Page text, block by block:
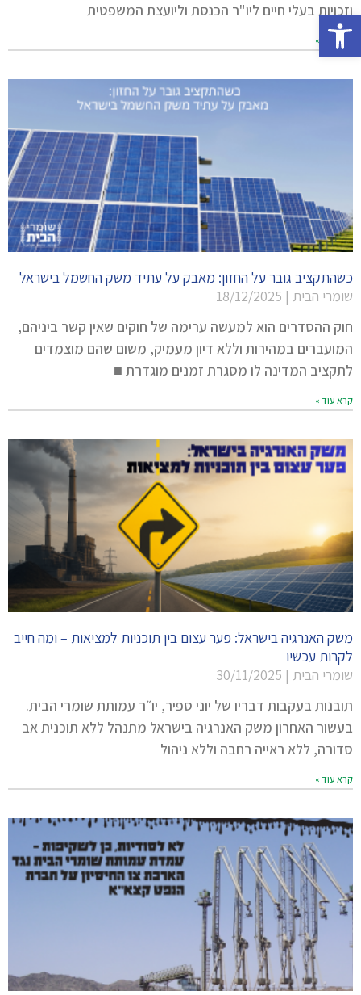
פתח סרגל נגישות
וזכויות בעלי חיים ליו"ר הכנסת וליועצת המשפטית
קרא עוד »
כשהתקציב גובר על החזון: מאבק על עתיד משק החשמל בישראל
שומרי הבית
חוק ההסדרים הוא למעשה ערימה של חוקים שאין קשר ביניהם,
המועברים במהירות וללא דיון מעמיק, משום שהם מוצמדים
לתקציב המדינה לו מסגרת זמנים מוגדרת ■
קרא עוד »
משק האנרגיה בישראל: פער עצום בין תוכניות למציאות – ומה חייב
לקרות עכשיו
שומרי הבית
תובנות בעקבות דבריו של יוני ספיר, יו״ר עמותת שומרי הבית.
בעשור האחרון משק האנרגיה בישראל מתנהל ללא תוכנית אב
סדורה, ללא ראייה רחבה וללא ניהול
קרא עוד »